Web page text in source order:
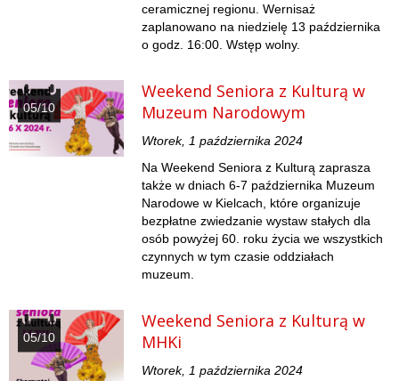
ceramicznej regionu. Wernisaż
zaplanowano na niedzielę 13 października
o godz. 16:00. Wstęp wolny.
05/10
Weekend Seniora z Kulturą w
Muzeum Narodowym
Wtorek, 1 października 2024
Na Weekend Seniora z Kulturą zaprasza
także w dniach 6-7 października Muzeum
Narodowe w Kielcach, które organizuje
bezpłatne zwiedzanie wystaw stałych dla
osób powyżej 60. roku życia we wszystkich
czynnych w tym czasie oddziałach
muzeum.
05/10
Weekend Seniora z Kulturą w
MHKi
Wtorek, 1 października 2024